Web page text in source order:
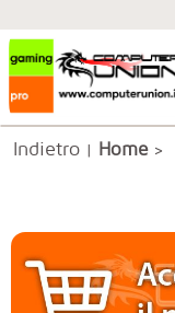
Indietro | Home>